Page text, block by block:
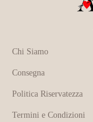
Chi Siamo
Consegna
Politica Riservatezza
Termini e Condizioni